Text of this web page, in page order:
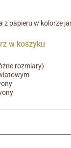
z papieru w kolorze
w koszyku
rozmiary)